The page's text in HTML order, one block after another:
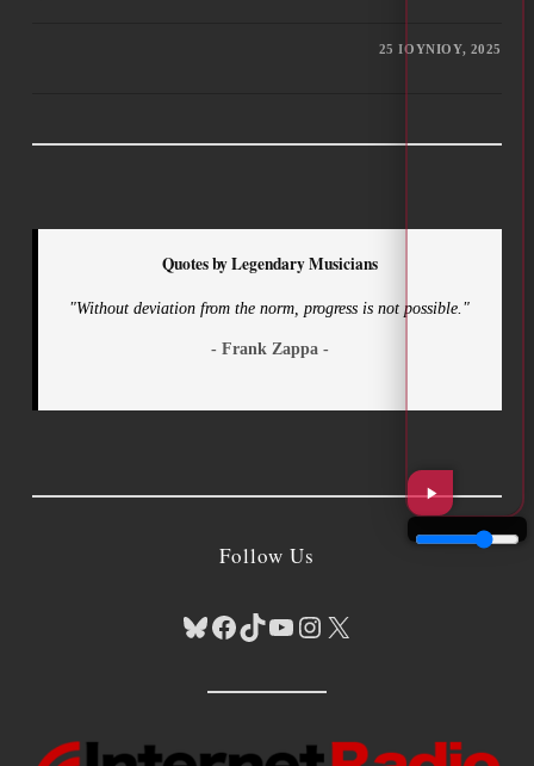
25 ΙΟΥΝΊΟΥ, 2025
Quotes by Legendary Musicians
"Without deviation from the norm, progress is not possible."
- Frank Zappa -
Follow Us